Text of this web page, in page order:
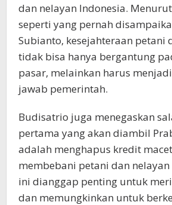
dan nelayan Indonesia.
seperti yang pernah
Subianto, kesejahteraan petani
tidak bisa hanya bergantung
pasar, melainkan harus
jawab pemerintah.
Budisatrio juga menegaskan
pertama yang akan diambil
adalah menghapus kredit
membebani petani dan nelayan
ini dianggap penting untuk
dan memungkinkan untuk